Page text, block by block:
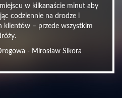
w kilkanaście minut aby
codziennie na drodze i
klientów – przede wszystkim
- Mirosław Sikora